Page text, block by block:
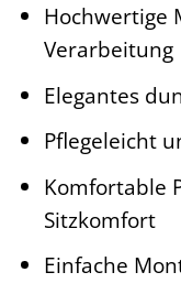
Hochwertige
Verarbeitung
Elegantes
Pflegeleicht
Komfortable
Sitzkomfort
Einfache